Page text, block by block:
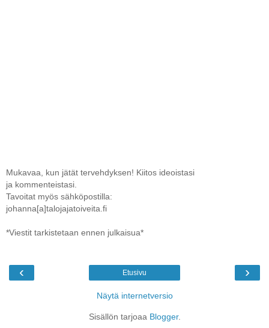
Mukavaa, kun jätät tervehdyksen! Kiitos ideoistasi
ja kommenteistasi.
Tavoitat myös sähköpostilla:
johanna[a]talojajatoiveita.fi
*Viestit tarkistetaan ennen julkaisua*
‹ ›
Etusivu
Näytä internetversio
Sisällön tarjoaa Blogger.